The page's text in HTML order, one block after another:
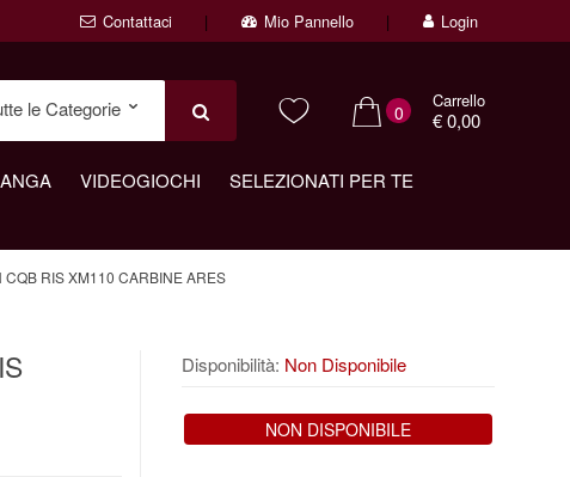
Contattaci Mio Pannello Login
0
Carrello
€ 0,00
VIDEOGIOCHI
SELEZIONATI PER TE
RIS XM110 CARBINE ARES
Disponibilità: Non Disponibile
NON DISPONIBILE